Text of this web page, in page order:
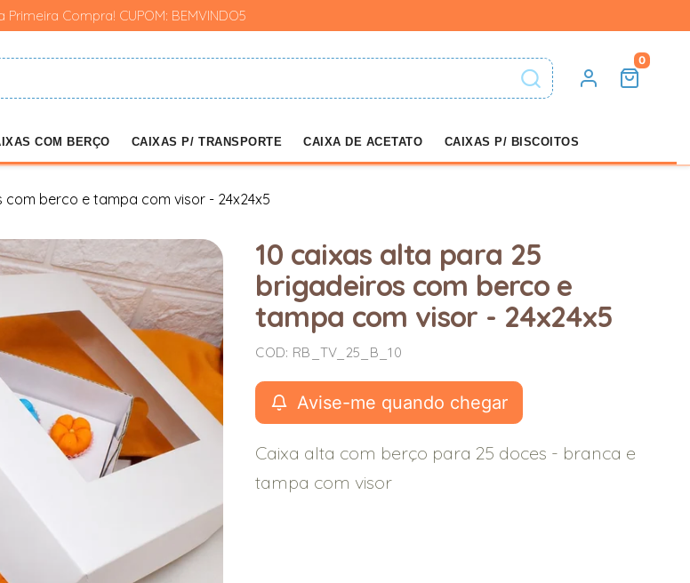
Primeira Compra! CUPOM: BEMVINDO5
0
COM BERÇO CAIXAS P/ TRANSPORTE CAIXA DE ACETATO CAIXAS P/ BISCOITOS
berco e tampa com visor - 24x24x5
10 caixas alta para 25
brigadeiros com berco e
tampa com visor - 24x24x5
COD: RB_TV_25_B_10
Avise-me quando chegar
Caixa alta com berço para 25 doces - branca e
tampa com visor